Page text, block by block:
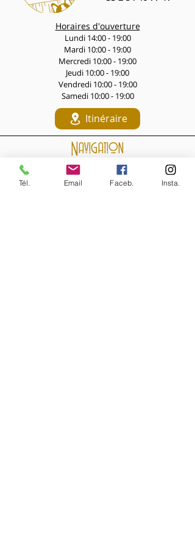
Horaires d'ouverture
Lundi 14:00 - 19:00
Mardi 10:00 - 19:00
Mercredi 10:00 - 19:00
Jeudi 10:00 - 19:00
Vendredi 10:00 - 19:00
Samedi 10:00 - 19:00
Itinéraire
Navigation
LES PÉPITES DES LIVES
Nouveautés de la semaine
Tél. Email Faceb. Insta.